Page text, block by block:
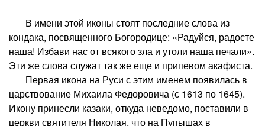
В имени этой иконы стоят последние слова из
кондака, посвященного Богородице: «Радуйся, радосте
наша! Избави нас от всякого зла и утоли наша печали».
Эти же слова служат так же еще и припевом акафиста.
Первая икона на Руси с этим именем появилась в
царствование Михаила Федоровича (с 1613 по 1645).
Икону принесли казаки, откуда неведомо, поставили в
церкви святителя Николая, что на Пупышах в